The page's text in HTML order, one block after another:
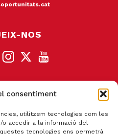
consentiment
utilitzem tecnologies com les
o accedir a la informació del
tecnologies ens permetrà
NOS